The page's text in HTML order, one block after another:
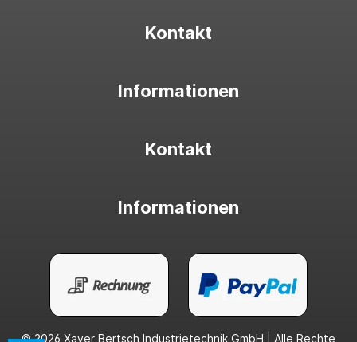
Kontakt
Informationen
Kontakt
Informationen
© 2026 Xaver Bertsch Industrietechnik GmbH | Alle Rechte